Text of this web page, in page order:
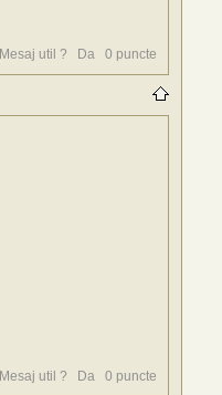
Mesaj util ? Da 0 puncte
Mesaj util ? Da 0 puncte